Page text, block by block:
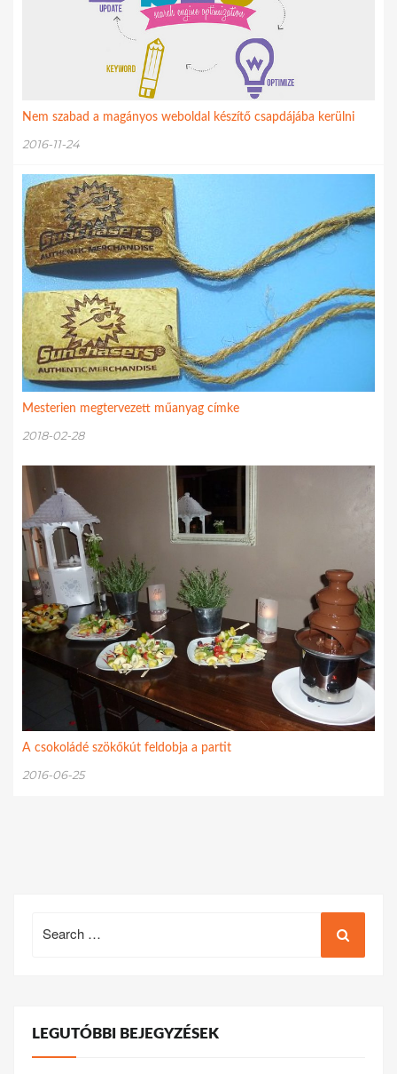
Nem szabad a magányos weboldal készítő csapdájába kerülni
2016-11-24
Mesterien megtervezett műanyag címke
2018-02-28
A csokoládé szökőkút feldobja a partit
2016-06-25
for:
LEGUTÓBBI BEJEGYZÉSEK